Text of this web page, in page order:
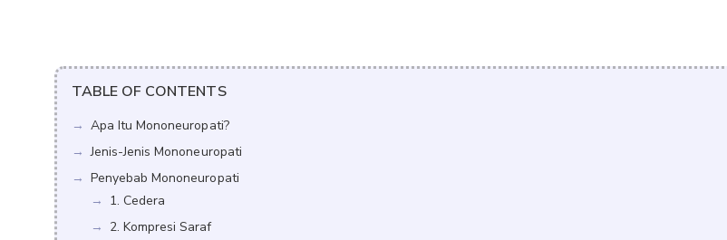
TABLE OF CONTENTS
Apa Itu Mononeuropati?
Jenis-Jenis Mononeuropati
Penyebab Mononeuropati
1. Cedera
2. Kompresi Saraf